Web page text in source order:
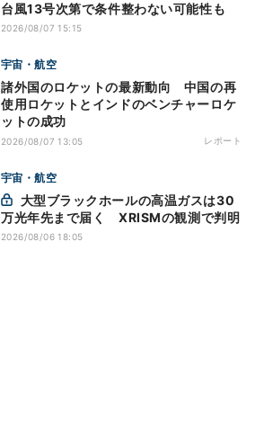
台風13号次第で条件整わない可能性も
2026/08/07 15:15
宇宙・航空
諸外国のロケットの最新動向 中国の再
使用ロケットとインドのベンチャーロケ
ットの成功
2026/08/07 13:05 レポート
宇宙・航空
万光年先まで届く XRISMの観測で判明
2026/08/06 18:05